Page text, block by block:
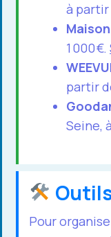
à partir
1 000 €.
partir
Seine,
Pour